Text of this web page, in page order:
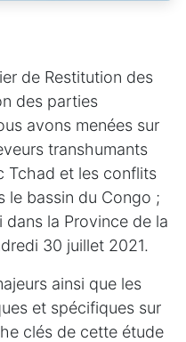
de Restitution des
des parties
avons menées sur
transhumants
Tchad et les conflits
le bassin du Congo ;
dans la Province de la
30 juillet 2021.
ainsi que les
et spécifiques sur
clés de cette étude